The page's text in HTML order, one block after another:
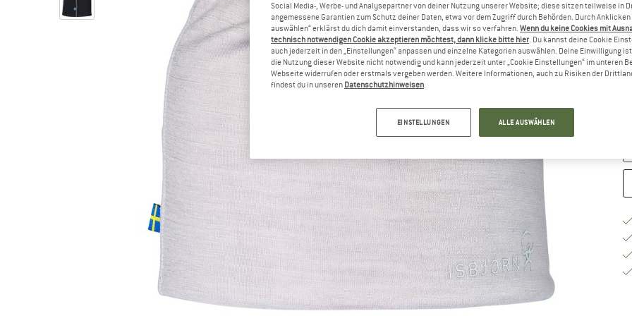
Social Media-, Werbe- und Analysepartner von deiner Nutzung unserer Website; diese sitzen teilweise in
angemessene Garantien zum Schutz deiner Daten, etwa vor dem Zugriff durch Behörden. Durch Anklicken
auswählen“ erklärst du dich damit einverstanden, dass wir so verfahren. Wenn du keine Cookies mit
technisch notwendigen Cookie akzeptieren möchtest, dann klicke bitte hier . Du kannst deine Cookie
auch jederzeit in den „Einstellungen“ anpassen und einzelne Kategorien auswählen. Deine Einwilligung
die Nutzung dieser Website nicht notwendig und kann jederzeit unter „Cookie Einstellungen“ im unteren
Webseite widerrufen oder erstmals vergeben werden. Weitere Informationen, auch zu Risiken der
findest du in unseren Datenschutzhinweisen
EINSTELLUNGEN ALLE AUSWÄHLEN